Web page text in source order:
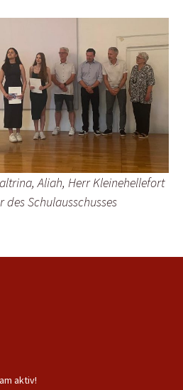
Aliah, Herr Kleinehellefort
des Schulausschusses
aktiv!